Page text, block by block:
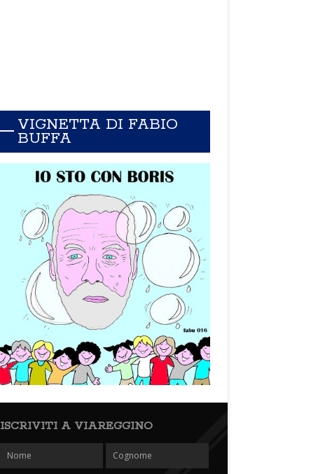
VIGNETTA DI FABIO
BUFFA
ISCRIVITI A VIAREGGINO